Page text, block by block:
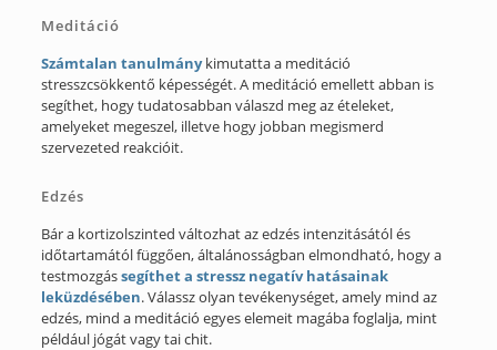
Meditáció
Számtalan tanulmánykimutatta a meditáció
stresszcsökkentő képességét. A meditáció emellett abban is
segíthet, hogy tudatosabban válaszd meg az ételeket,
amelyeket megeszel, illetve hogy jobban megismerd
szervezeted reakcióit.
Edzés
Bár a kortizolszinted változhat az edzés intenzitásától és
időtartamától függően, általánosságban elmondható, hogy a
testmozgássegíthet a stressz negatív hatásainak
leküzdésében. Válassz olyan tevékenységet, amely mind az
edzés, mind a meditáció egyes elemeit magába foglalja, mint
például jógát vagy tai chit.